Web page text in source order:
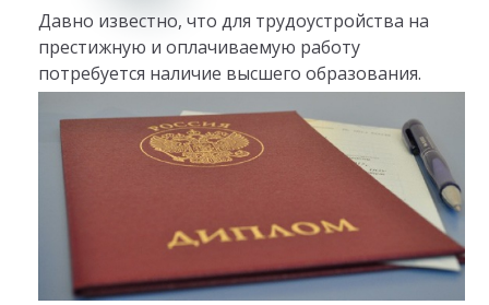
Давно известно, что для трудоустройства на
престижную и оплачиваемую работу
потребуется наличие высшего образования.